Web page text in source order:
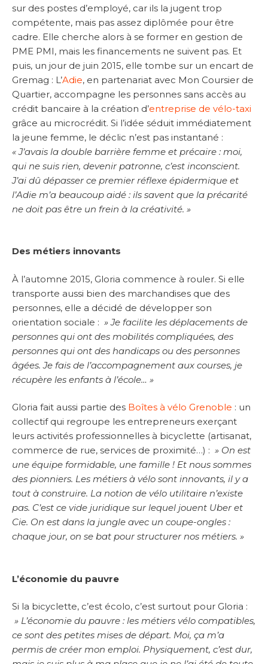
sur des postes d’employé, car ils la jugent trop
compétente, mais pas assez diplômée pour être
cadre. Elle cherche alors à se former en gestion de
PME PMI, mais les financements ne suivent pas. Et
puis, un jour de juin 2015, elle tombe sur un encart de
Gremag : L’Adie, en partenariat avec Mon Coursier de
Quartier, accompagne les personnes sans accès au
crédit bancaire à la création d’entreprise de vélo-taxi
grâce au microcrédit. Si l’idée séduit immédiatement
la jeune femme, le déclic n’est pas instantané :
« J’avais la double barrière femme et précaire : moi,
qui ne suis rien, devenir patronne, c’est inconscient.
J’ai dû dépasser ce premier réflexe épidermique et
l’Adie m’a beaucoup aidé : ils savent que la précarité
ne doit pas être un frein à la créativité. »
Des métiers innovants
À l’automne 2015, Gloria commence à rouler. Si elle
transporte aussi bien des marchandises que des
personnes, elle a décidé de développer son
orientation sociale : » Je facilite les déplacements de
personnes qui ont des mobilités compliquées, des
personnes qui ont des handicaps ou des personnes
âgées. Je fais de l’accompagnement aux courses, je
récupère les enfants à l’école… »
Gloria fait aussi partie des Boîtes à vélo Grenoble : un
collectif qui regroupe les entrepreneurs exerçant
leurs activités professionnelles à bicyclette (artisanat,
commerce de rue, services de proximité…) : » On est
une équipe formidable, une famille ! Et nous sommes
des pionniers. Les métiers à vélo sont innovants, il y a
tout à construire. La notion de vélo utilitaire n’existe
pas. C’est ce vide juridique sur lequel jouent Uber et
Cie. On est dans la jungle avec un coupe-ongles :
chaque jour, on se bat pour structurer nos métiers. »
L’économie du pauvre
Si la bicyclette, c’est écolo, c’est surtout pour Gloria :
» L’économie du pauvre : les métiers vélo compatibles,
ce sont des petites mises de départ. Moi, ça m’a
permis de créer mon emploi. Physiquement, c’est dur,